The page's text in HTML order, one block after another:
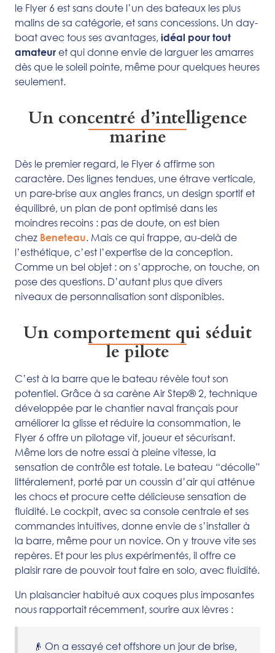
le Flyer 6 est sans doute l’un des bateaux les plus
malins de sa catégorie, et sans concessions. Un day-
boat avec tous ses avantages, idéal pour tout
amateur et qui donne envie de larguer les amarres
dès que le soleil pointe, même pour quelques heures
seulement.
Un concentré d’intelligence
marine
Dès le premier regard, le Flyer 6 affirme son
caractère. Des lignes tendues, une étrave verticale,
un pare-brise aux angles francs, un design sportif et
équilibré, un plan de pont optimisé dans les
moindres recoins : pas de doute, on est bien
chez Beneteau. Mais ce qui frappe, au-delà de
l’esthétique, c’est l’expertise de la conception.
Comme un bel objet : on s’approche, on touche, on
pose des questions. D’autant plus que divers
niveaux de personnalisation sont disponibles.
Un comportement qui séduit
le pilote
C’est à la barre que le bateau révèle tout son
potentiel. Grâce à sa carène Air Step® 2, technique
développée par le chantier naval français pour
améliorer la glisse et réduire la consommation, le
Flyer 6 offre un pilotage vif, joueur et sécurisant.
Même lors de notre essai à pleine vitesse, la
sensation de contrôle est totale. Le bateau “décolle”
littéralement, porté par un coussin d’air qui atténue
les chocs et procure cette délicieuse sensation de
fluidité. Le cockpit, avec sa console centrale et ses
commandes intuitives, donne envie de s’installer à
la barre, même pour un novice. On y trouve vite ses
repères. Et pour les plus expérimentés, il offre ce
plaisir rare de pouvoir tout faire en solo, avec fluidité.
Un plaisancier habitué aux coques plus imposantes
nous rapportait récemment, sourire aux lèvres :
👴 On a essayé cet offshore un jour de brise,